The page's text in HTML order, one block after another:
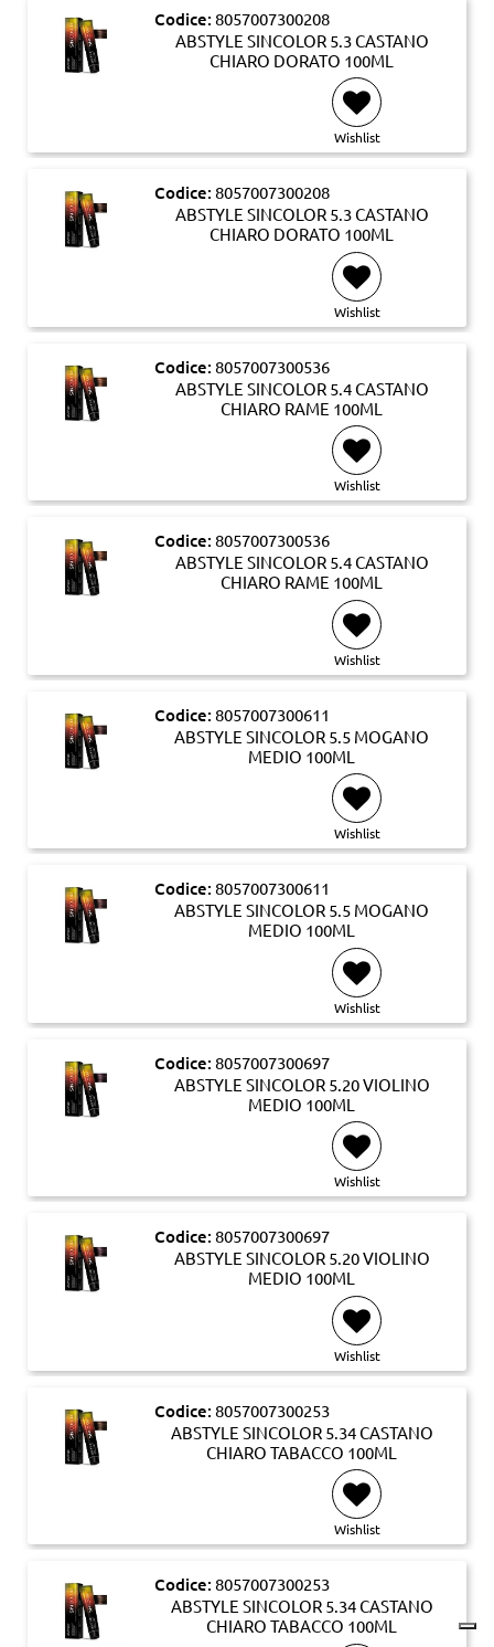
Codice: 8057007300208
ABSTYLE SINCOLOR 5.3 CASTANO
CHIARO DORATO 100ML
Wishlist
Codice: 8057007300208
ABSTYLE SINCOLOR 5.3 CASTANO
CHIARO DORATO 100ML
Wishlist
Codice: 8057007300536
ABSTYLE SINCOLOR 5.4 CASTANO
CHIARO RAME 100ML
Wishlist
Codice: 8057007300536
ABSTYLE SINCOLOR 5.4 CASTANO
CHIARO RAME 100ML
Wishlist
Codice: 8057007300611
ABSTYLE SINCOLOR 5.5 MOGANO
MEDIO 100ML
Wishlist
Codice: 8057007300611
ABSTYLE SINCOLOR 5.5 MOGANO
MEDIO 100ML
Wishlist
Codice: 8057007300697
ABSTYLE SINCOLOR 5.20 VIOLINO
MEDIO 100ML
Wishlist
Codice: 8057007300697
ABSTYLE SINCOLOR 5.20 VIOLINO
MEDIO 100ML
Wishlist
Codice: 8057007300253
ABSTYLE SINCOLOR 5.34 CASTANO
CHIARO TABACCO 100ML
Wishlist
Codice: 8057007300253
ABSTYLE SINCOLOR 5.34 CASTANO
CHIARO TABACCO 100ML